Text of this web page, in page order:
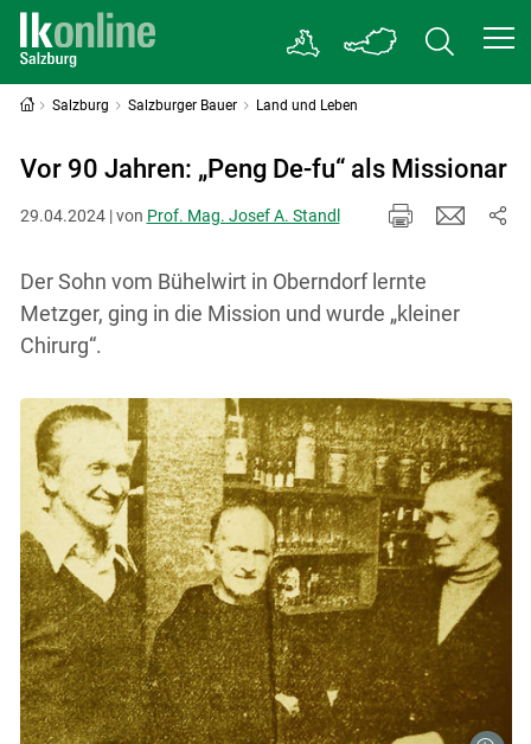
Salzburg Salzburger Bauer Land und Leben
Vor 90 Jahren: „Peng De-fu“ als Missionar
29.04.2024 | von Prof. Mag. Josef A. Standl
Der Sohn vom Bühelwirt in Oberndorf lernte
Metzger, ging in die Mission und wurde „kleiner
Chirurg“.